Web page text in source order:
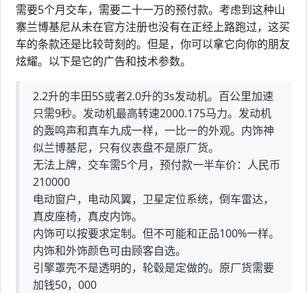
需要5个月交车，需要二十一万的预付款。考虑到这种山
寨兰博基尼从未在官方注册也没有在正经上路跑过，这买
车的条款还是比较苛刻的。但是，你可以拿它向你的朋友
炫耀。以下是它的广告和技术参数。
2.2升的丰田5S或者2.0升的3s发动机。百公里加速
只需9秒。发动机最高转速2000.175马力。发动机
的轰鸣声和真车九成一样，一比一的外观。内饰神
似兰博基尼，只有仪表盘不是原厂货。
无法上牌，交车需5个月，预付款一半车价：人民币
210000
电动窗户，电动风翼，卫星定位系统，倒车雷达，
真皮座椅，真皮内饰。
内饰可以按要求定制。但不可能和正品100%一样。
内饰和外饰颜色可由顾客自选。
引擎罩壳不是透明的，轮毂是定做的。原厂货需要
加钱50，000